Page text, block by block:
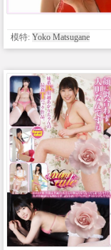
模特: Yoko Matsugane